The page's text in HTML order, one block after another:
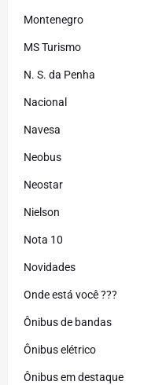
Montenegro
MS Turismo
N. S. da Penha
Nacional
Navesa
Neobus
Neostar
Nielson
Nota 10
Novidades
Onde está você ???
Ônibus de bandas
Ônibus elétrico
Ônibus em destaque